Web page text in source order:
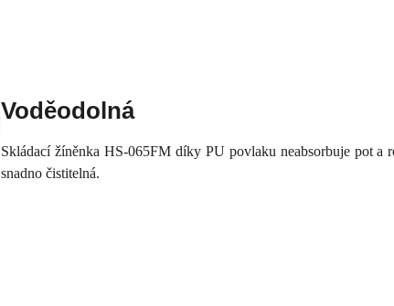
Voděodolná
Skládací žíněnka HS-065FM díky PU povlaku neabsorbuje pot a
snadno čistitelná.